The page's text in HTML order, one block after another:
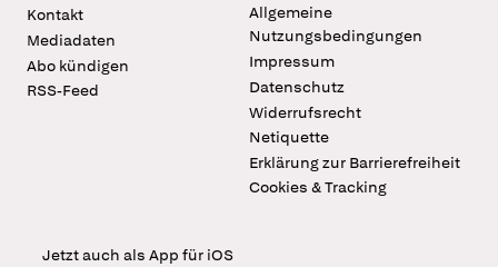
Kontakt
Mediadaten
Abo kündigen
RSS-Feed
Allgemeine
Nutzungsbedingungen
Impressum
Datenschutz
Widerrufsrecht
Netiquette
Erklärung zur Barrierefreiheit
Cookies & Tracking
Jetzt auch als App für iOS